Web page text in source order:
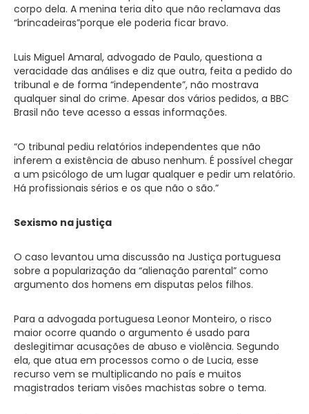
corpo dela. A menina teria dito que não reclamava das
“brincadeiras”porque ele poderia ficar bravo.
Luis Miguel Amaral, advogado de Paulo, questiona a
veracidade das análises e diz que outra, feita a pedido do
tribunal e de forma “independente”, não mostrava
qualquer sinal do crime. Apesar dos vários pedidos, a BBC
Brasil não teve acesso a essas informações.
“O tribunal pediu relatórios independentes que não
inferem a existência de abuso nenhum. É possível chegar
a um psicólogo de um lugar qualquer e pedir um relatório.
Há profissionais sérios e os que não o são.”
Sexismo na justiça
O caso levantou uma discussão na Justiça portuguesa
sobre a popularização da “alienação parental” como
argumento dos homens em disputas pelos filhos.
Para a advogada portuguesa Leonor Monteiro, o risco
maior ocorre quando o argumento é usado para
deslegitimar acusações de abuso e violência. Segundo
ela, que atua em processos como o de Lucia, esse
recurso vem se multiplicando no país e muitos
magistrados teriam visões machistas sobre o tema.